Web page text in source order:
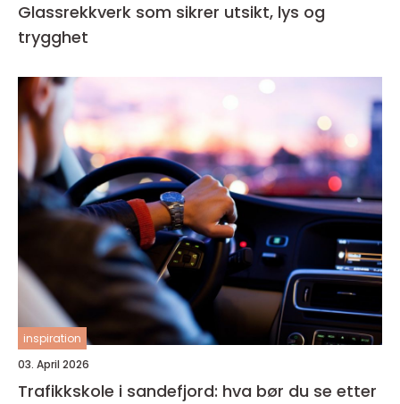
Glassrekkverk som sikrer utsikt, lys og
trygghet
inspiration
03. April 2026
Trafikkskole i sandefjord: hva bør du se etter